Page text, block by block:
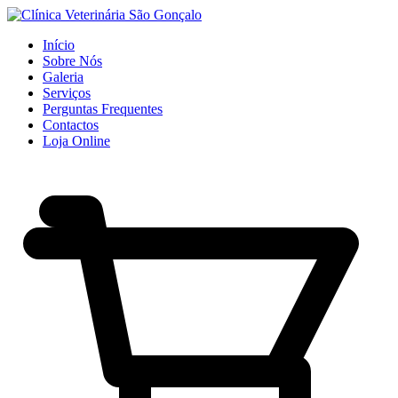
Início
Sobre Nós
Galeria
Serviços
Perguntas Frequentes
Contactos
Loja Online